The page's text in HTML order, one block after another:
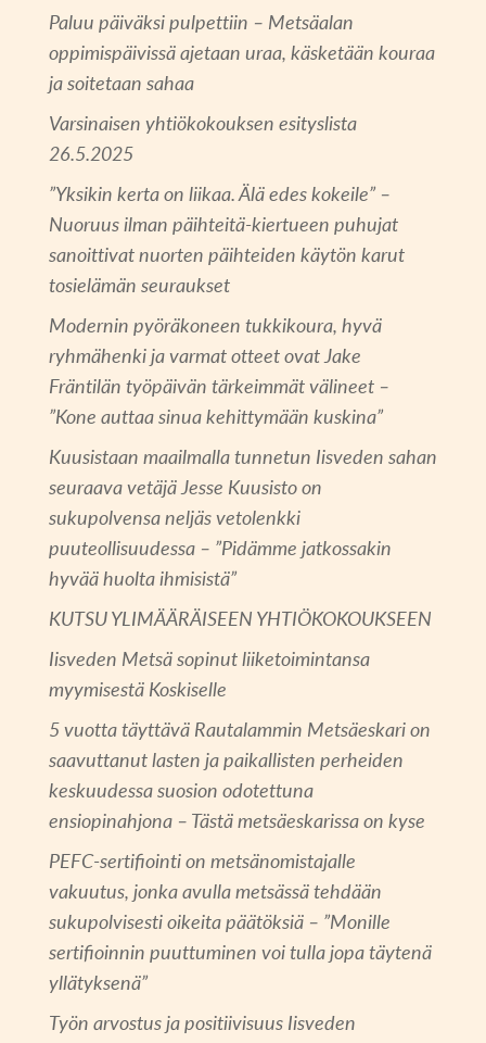
Paluu päiväksi pulpettiin – Metsäalan
oppimispäivissä ajetaan uraa, käsketään kouraa
ja soitetaan sahaa
Varsinaisen yhtiökokouksen esityslista
26.5.2025
”Yksikin kerta on liikaa. Älä edes kokeile” –
Nuoruus ilman päihteitä-kiertueen puhujat
sanoittivat nuorten päihteiden käytön karut
tosielämän seuraukset
Modernin pyöräkoneen tukkikoura, hyvä
ryhmähenki ja varmat otteet ovat Jake
Fräntilän työpäivän tärkeimmät välineet –
”Kone auttaa sinua kehittymään kuskina”
Kuusistaan maailmalla tunnetun Iisveden sahan
seuraava vetäjä Jesse Kuusisto on
sukupolvensa neljäs vetolenkki
puuteollisuudessa – ”Pidämme jatkossakin
hyvää huolta ihmisistä”
KUTSU YLIMÄÄRÄISEEN YHTIÖKOKOUKSEEN
Iisveden Metsä sopinut liiketoimintansa
myymisestä Koskiselle
5 vuotta täyttävä Rautalammin Metsäeskari on
saavuttanut lasten ja paikallisten perheiden
keskuudessa suosion odotettuna
ensiopinahjona – Tästä metsäeskarissa on kyse
PEFC-sertifiointi on metsänomistajalle
vakuutus, jonka avulla metsässä tehdään
sukupolvisesti oikeita päätöksiä – ”Monille
sertifioinnin puuttuminen voi tulla jopa täytenä
yllätyksenä”
Työn arvostus ja positiivisuus Iisveden